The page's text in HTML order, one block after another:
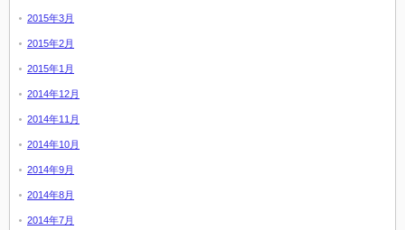
2015年3月
2015年2月
2015年1月
2014年12月
2014年11月
2014年10月
2014年9月
2014年8月
2014年7月